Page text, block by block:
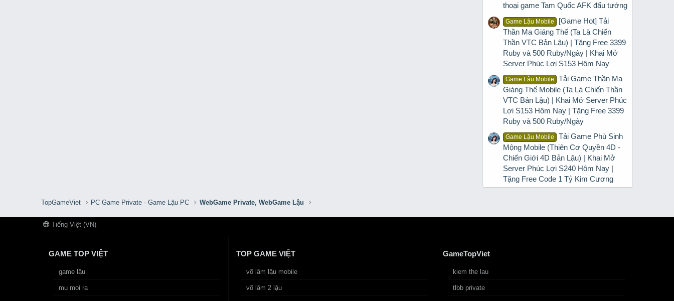
thoại game Tam Quốc AFK đấu tướng
Game Lậu Mobile
[Game Hot] Tải
Thần Ma Giáng Thế (Ta Là Chiến
Thần VTC Bản Lậu) | Tặng Free 3399
Ruby và 500 Ruby/Ngày | Khai Mở
Server Phúc Lợi S153 Hôm Nay
Game Lậu Mobile
Tải Game Thần Ma
Giáng Thế Mobile (Ta Là Chiến Thần
VTC Bản Lậu) | Khai Mở Server Phúc
Lợi S153 Hôm Nay | Tặng Free 3399
Ruby và 500 Ruby/Ngày
Game Lậu Mobile
Tải Game Phù Sinh
Mộng Mobile (Thiên Cơ Quyền 4D -
Chiến Giới 4D Bản Lậu) | Khai Mở
Server Phúc Lợi S240 Hôm Nay |
Tặng Free Code 1 Tỷ Kim Cương
TopGameViet PC Game Private - Game Lậu PC WebGame Private, WebGame Lậu
Tiếng Việt (VN)
GAME TOP VIỆT
game lậu
mu moi ra
TOP GAME VIỆT
võ lâm lậu mobile
võ lâm 2 lậu
GameTopViet
kiem the lau
tlbb private